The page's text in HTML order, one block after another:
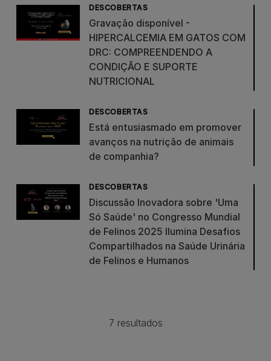
DESCOBERTAS
Gravação disponível -
HIPERCALCEMIA EM GATOS COM
DRC: COMPREENDENDO A
CONDIÇÃO E SUPORTE
NUTRICIONAL
DESCOBERTAS
Está entusiasmado em promover
avanços na nutrição de animais
de companhia?
DESCOBERTAS
Discussão Inovadora sobre 'Uma
Só Saúde' no Congresso Mundial
de Felinos 2025 Ilumina Desafios
Compartilhados na Saúde Urinária
de Felinos e Humanos
7 resultados
Paginação